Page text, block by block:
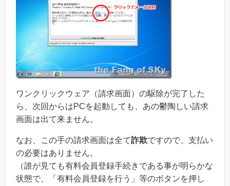
ワンクリックウェア（請求画面）の駆除が完了した
ら、次回からはPCを起動しても、あの鬱陶しい請求
画面は出て来ません。
なお、この手の請求画面は全て詐欺ですので、支払い
の必要はありません。
（誰が見ても有料会員登録手続きである事が明らかな
状態で、「有料会員登録を行う」等のボタンを押し